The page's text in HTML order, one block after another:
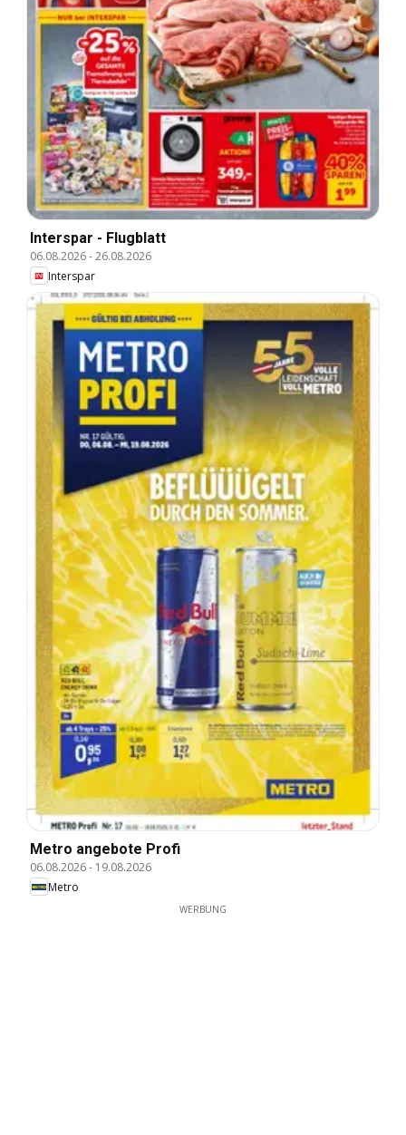
Interspar - Flugblatt
06.08.2026-26.08.2026
Interspar
Metro angebote Profi
06.08.2026- 19.08.2026
Metro
WERBUNG